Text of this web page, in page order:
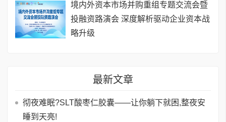
境内外资本市场并购重组专题交流会暨
投融资路演会 深度解析驱动企业资本战
略升级
最新文章
彻夜难眠?SLT酸枣仁胶囊——让你躺下就困,整夜安
睡到天亮!